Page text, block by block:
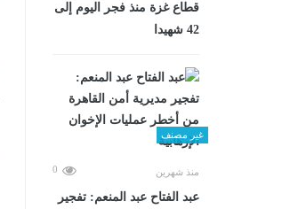
قطاع غزة منذ فجر اليوم إلى
42 شهيدا
غير مصنف
منذ شهرين 0
عبد الفتاح عبد المنعم: تفجير